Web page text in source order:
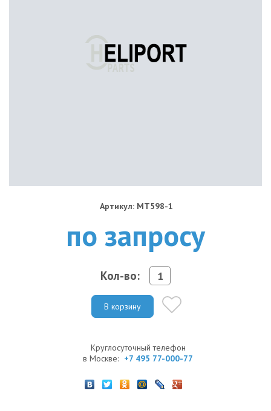
Артикул: MT598-1
по запросу
Кол-во:
В корзину
Круглосуточный телефон
в Москве: +7 495 77-000-77